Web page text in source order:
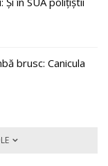
brusc: Canicula